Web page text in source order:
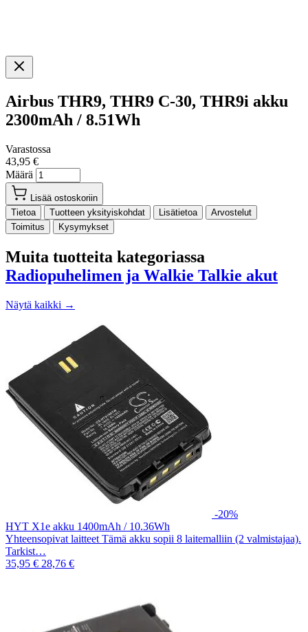
Airbus THR9, THR9 C-30, THR9i akku
2300mAh / 8.51Wh
Varastossa
43,95 €
Määrä
Lisää ostoskoriin
Tietoa
Tuotteen yksityiskohdat Lisätietoa
Arvostelut
Toimitus
Kysymykset
Muita tuotteita kategoriassa
Radiopuhelimen ja Walkie Talkie akut
Näytä kaikki →
-20%
HYT X1e akku 1400mAh / 10.36Wh
Yhteensopivat laitteet Tämä akku sopii 8 laitemalliin (2 valmistajaa).
Tarkist…
35,95 € 28,76 €